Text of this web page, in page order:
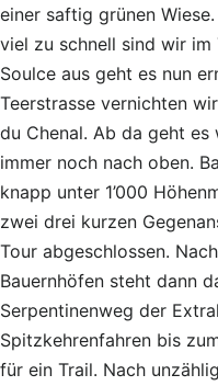
einer saftig grünen
viel zu schnell sind wir im
Soulce aus geht es nun
Teerstrasse vernichten
du Chenal. Ab da geht
immer noch nach oben.
knapp unter 1’000
zwei drei kurzen
Tour abgeschlossen.
Bauernhöfen steht dann
Serpentinenweg der
Spitzkehrenfahren bis
für ein Trail. Nach